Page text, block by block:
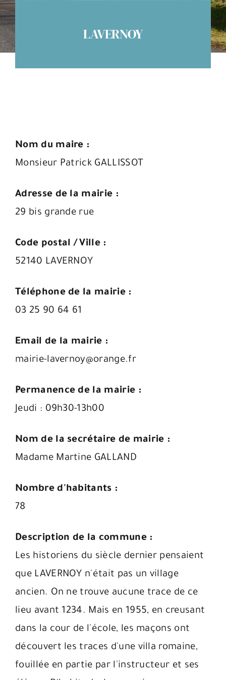
Espace citoyens
LAVERNOY
Nom du maire :
Monsieur Patrick GALLISSOT
Adresse de la mairie :
29 bis grande rue
Code postal / Ville :
52140 LAVERNOY
Téléphone de la mairie :
03 25 90 64 61
Email de la mairie :
mairie-lavernoy@orange.fr
Permanence de la mairie :
Jeudi : 09h30-13h00
Nom de la secrétaire de mairie :
Madame Martine GALLAND
Nombre d'habitants :
78
Description de la commune :
Les historiens du siècle dernier pensaient
que LAVERNOY n'était pas un village
ancien. On ne trouve aucune trace de ce
lieu avant 1234. Mais en 1955, en creusant
dans la cour de l'école, les maçons ont
découvert les traces d'une villa romaine,
fouillée en partie par l'instructeur et ses